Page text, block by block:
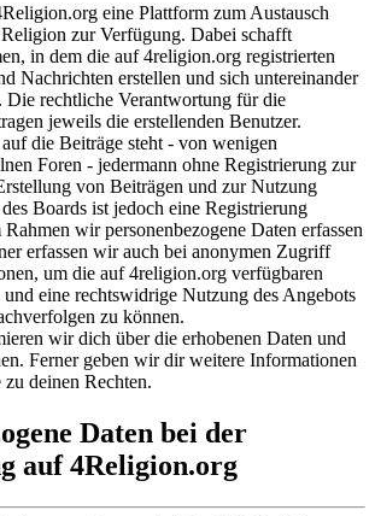
eine Plattform zum Austausch
zur Verfügung. Dabei schafft
in dem die auf 4religion.org registrierten
Nachrichten erstellen und sich untereinander
Die rechtliche Verantwortung für die
jeweils die erstellenden Benutzer.
die Beiträge steht - von wenigen
Foren - jedermann ohne Registrierung zur
von Beiträgen und zur Nutzung
Boards ist jedoch eine Registrierung
wir personenbezogene Daten erfassen
erfassen wir auch bei anonymen Zugriff
um die auf 4religion.org verfügbaren
eine rechtswidrige Nutzung des Angebots
zu können.
wir dich über die erhobenen Daten und
Ferner geben wir dir weitere Informationen
deinen Rechten.
Daten bei der
auf 4Religion.org